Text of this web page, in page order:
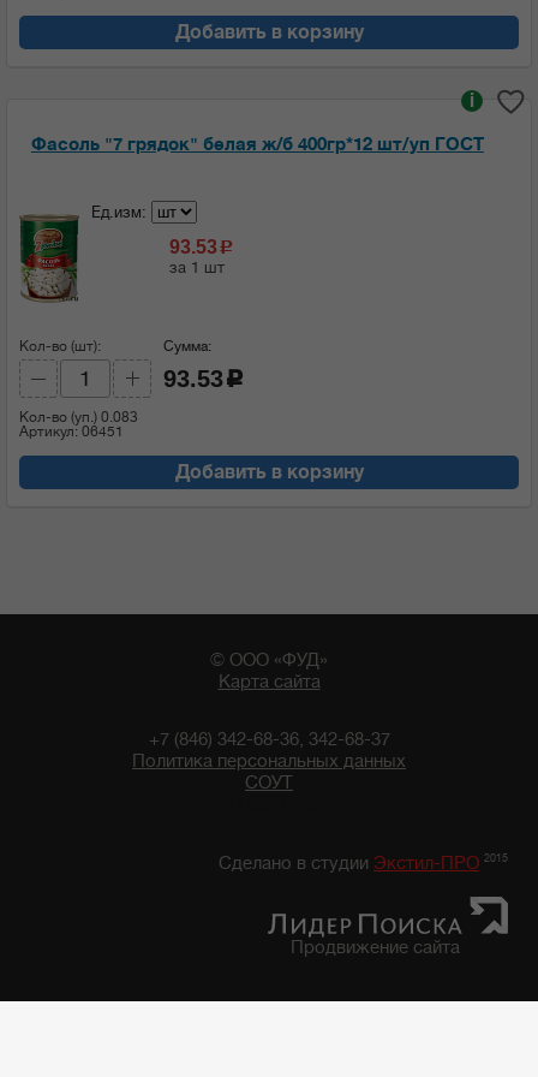
Добавить в корзину
Фасоль "7 грядок" белая ж/б 400гр*12 шт/уп ГОСТ
i
Ед.изм:
93.53 c
за 1 шт
Кол-во (шт):
Кол-во (уп.) 0.083
Артикул: 06451
Сумма:
93.53 c
Добавить в корзину
© ООО «ФУД»
Карта сайта
+7 (846) 342-68-36, 342-68-37
Политика персональных данных
СОУТ
Сделано в студии Экстил-ПРО 2015
Продвижение сайта